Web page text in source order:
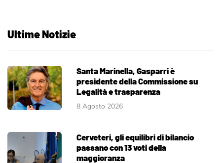
Ultime Notizie
Santa Marinella, Gasparri è
presidente della Commissione su
Legalità e trasparenza
8 Agosto 2026
Cerveteri, gli equilibri di bilancio
passano con 13 voti della
maggioranza